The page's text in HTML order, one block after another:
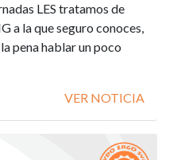
LES tratamos de
a la que seguro conoces,
pena hablar un poco
VER NOTICIA